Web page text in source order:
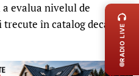
evalua nivelul de
în catalog decât la
RADIO LIVE